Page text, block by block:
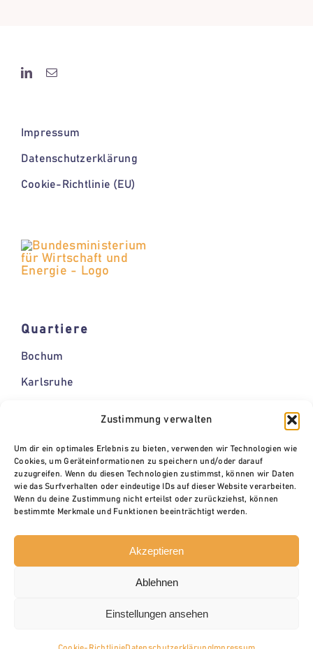
Zustimmung verwalten
Um dir ein optimales Erlebnis zu bieten, verwenden wir Technologien wie
Cookies, um Geräteinformationen zu speichern und/oder darauf
zuzugreifen. Wenn du diesen Technologien zustimmst, können wir Daten
wie das Surfverhalten oder eindeutige IDs auf dieser Website verarbeiten.
Wenn du deine Zustimmung nicht erteilst oder zurückziehst, können
bestimmte Merkmale und Funktionen beeinträchtigt werden.
Akzeptieren
Ablehnen
Einstellungen ansehen
Impressum
Datenschutzerklärung
Cookie-Richtlinie (EU)
Quartiere
Bochum
Karlsruhe
Projektteam
EPC gGmbH